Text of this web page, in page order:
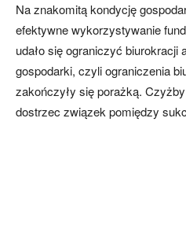
Na znakomitą kondycję
efektywne wykorzystywanie
udało się ograniczyć biurokracji
gospodarki, czyli ograniczenia
zakończyły się porażką.
dostrzec związek pomiędzy